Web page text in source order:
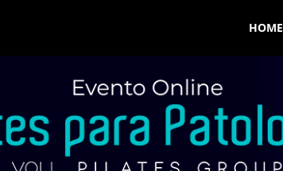
HOME